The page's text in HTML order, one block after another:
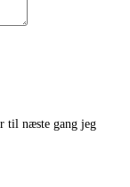
til næste gang jeg